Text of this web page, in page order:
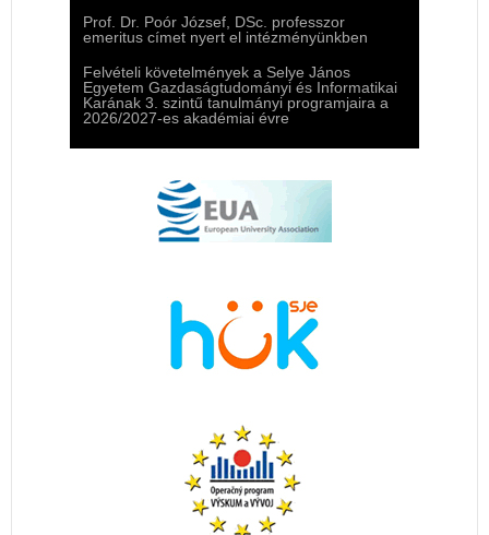
Prof. Dr. Poór József, DSc. professzor
emeritus címet nyert el intézményünkben
Felvételi követelmények a Selye János
Egyetem Gazdaságtudományi és Informatikai
Karának 3. szintű tanulmányi programjaira a
2026/2027-es akadémiai évre